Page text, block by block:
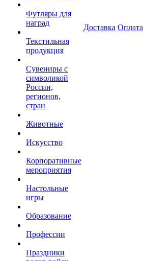
Футляры для
наград
Текстильная
продукция
Сувениры с
символикой
России,
регионов,
стран
Животные
Искусство
Корпоративные
мероприятия
Настольные
игры
Образование
Профессии
Праздники
Доставка Оплата